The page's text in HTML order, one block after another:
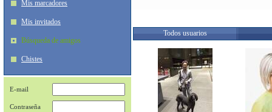
Mis marcadores
Mis invitados
Búsqueda de amigos
Chistes
E-mail
Contraseña
Todos usuarios